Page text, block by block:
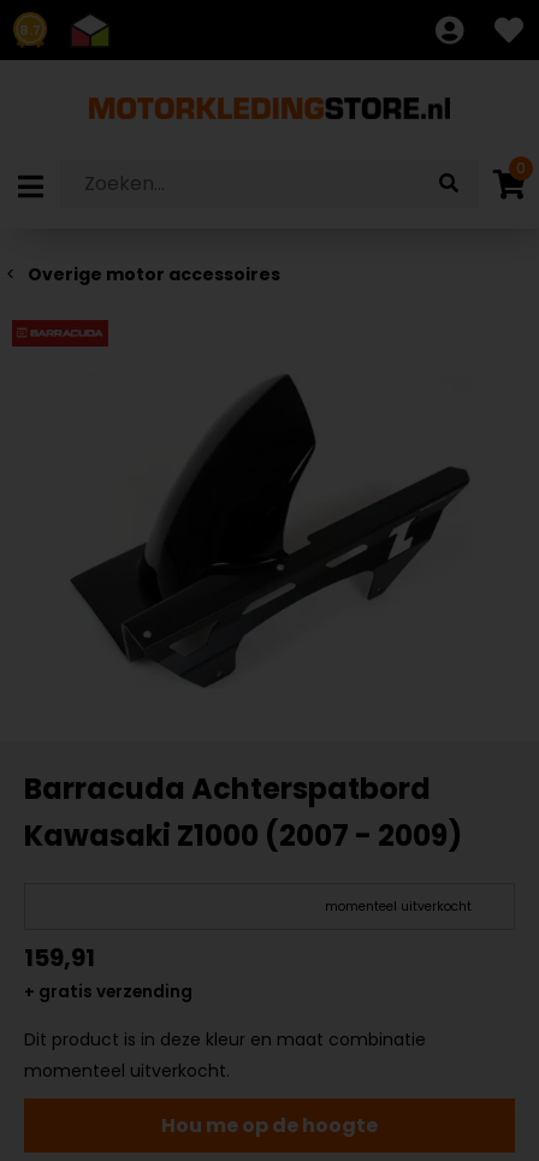
8.7
0
Overige motor accessoires
Barracuda Achterspatbord
Kawasaki Z1000 (2007 - 2009)
momenteel uitverkocht
159,91
+ gratis verzending
Dit product is in deze kleur en maat combinatie
momenteel uitverkocht.
Hou me op de hoogte